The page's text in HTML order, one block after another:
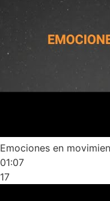
Emociones en
01:07
17